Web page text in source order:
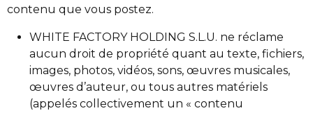
contenu que vous postez.
WHITE FACTORY HOLDING S.L.U. ne réclame
aucun droit de propriété quant au texte, fichiers,
images, photos, vidéos, sons, œuvres musicales,
œuvres d’auteur, ou tous autres matériels
(appelés collectivement un « contenu